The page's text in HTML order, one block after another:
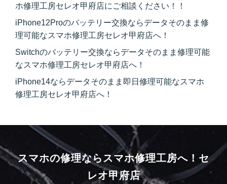
ホ修理工房セレオ甲府店にご相談ください！！
iPhone12Proのバッテリー交換ならデータそのまま修
理可能なスマホ修理工房セレオ甲府店へ！
Switchのバッテリー交換ならデータそのまま修理可能
なスマホ修理工房セレオ甲府店へ！
iPhone14ならデータそのまま即日修理可能なスマホ
修理工房セレオ甲府店へ！
スマホの修理ならスマホ修理工房へ！ セ
レオ甲府店